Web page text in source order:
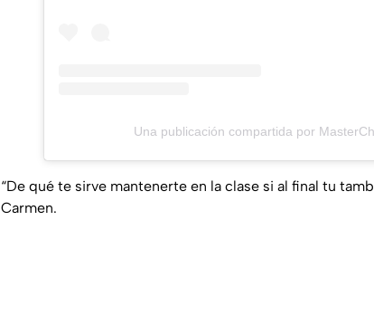
Una publicación compartida por
“De qué te sirve mantenerte en la clase si al final tu
Carmen.